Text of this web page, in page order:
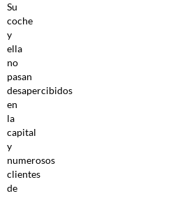
Su
coche
y
ella
no
pasan
desapercibidos
en
la
capital
y
numerosos
clientes
de